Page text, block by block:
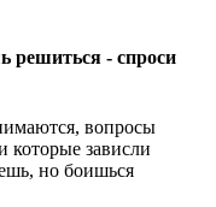
решиться - спроси
вопросы
которые зависли
но боишься